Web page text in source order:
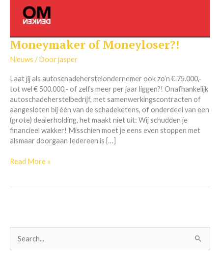
Moneymaker of Moneyloser?!
Nieuws / Doorjasper
Laat jij als autoschadeherstelondernemer ook zo’n € 75.000,-
tot wel € 500.000,- of zelfs meer per jaar liggen?! Onafhankelijk
autoschadeherstelbedrijf, met samenwerkingscontracten of
aangesloten bij één van de schadeketens, of onderdeel van een
(grote) dealerholding, het maakt niet uit: Wij schudden je
financieel wakker! Misschien moet je eens even stoppen met
alsmaar doorgaan Iedereen is […]
Moneymaker
Moneyloser?!
Read More »